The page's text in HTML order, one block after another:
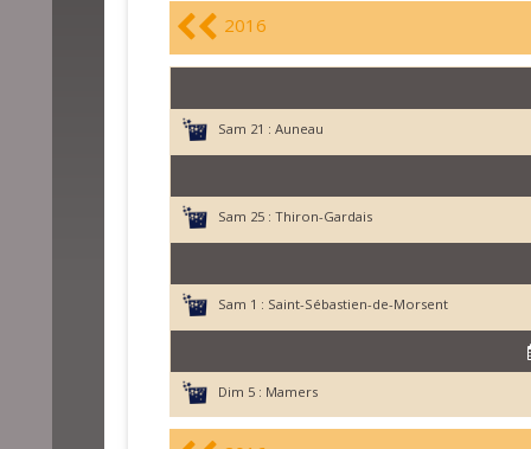
2016
Sam 21 : Auneau
Sam 25 : Thiron-Gardais
Sam 1 : Saint-Sébastien-de-Morsent
Dim 5 : Mamers